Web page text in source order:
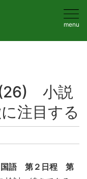
menu
(26) 小説
注目する
国語 第２日程 第